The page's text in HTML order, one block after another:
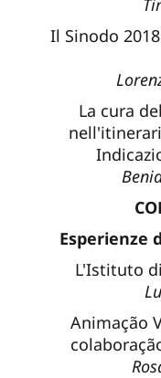
Il Sinodo
La cura
Esperienze
L'Istituto
Animação